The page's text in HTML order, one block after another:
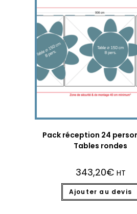
Pack réception 24
Tables rondes
343,20€ HT
Ajouter au devis